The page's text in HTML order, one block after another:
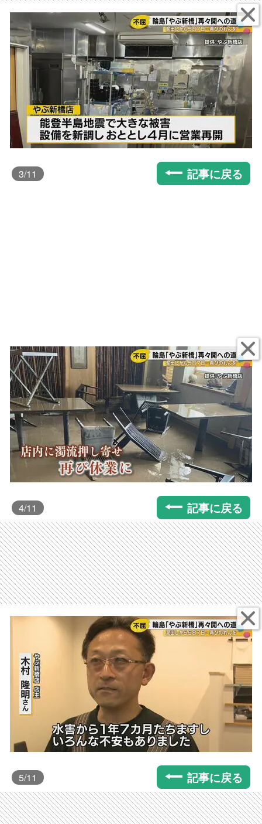
3/11 記事に戻る
4/11 記事に戻る
5/11 記事に戻る